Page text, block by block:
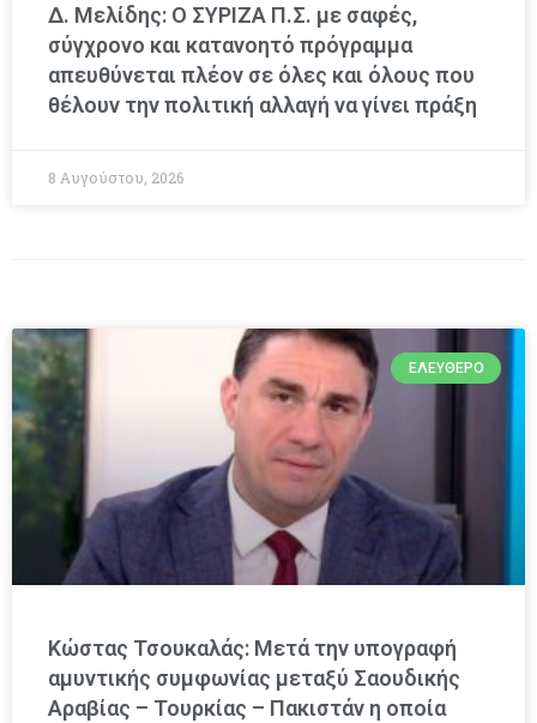
Δ. Μελίδης: Ο ΣΥΡΙΖΑ Π.Σ. με σαφές,
σύγχρονο και κατανοητό πρόγραμμα
απευθύνεται πλέον σε όλες και όλους που
θέλουν την πολιτική αλλαγή να γίνει πράξη
8 Αυγούστου, 2026
ΕΛΕΎΘΕΡΟ
Κώστας Τσουκαλάς: Μετά την υπογραφή
αμυντικής συμφωνίας μεταξύ Σαουδικής
Αραβίας – Τουρκίας – Πακιστάν η οποία